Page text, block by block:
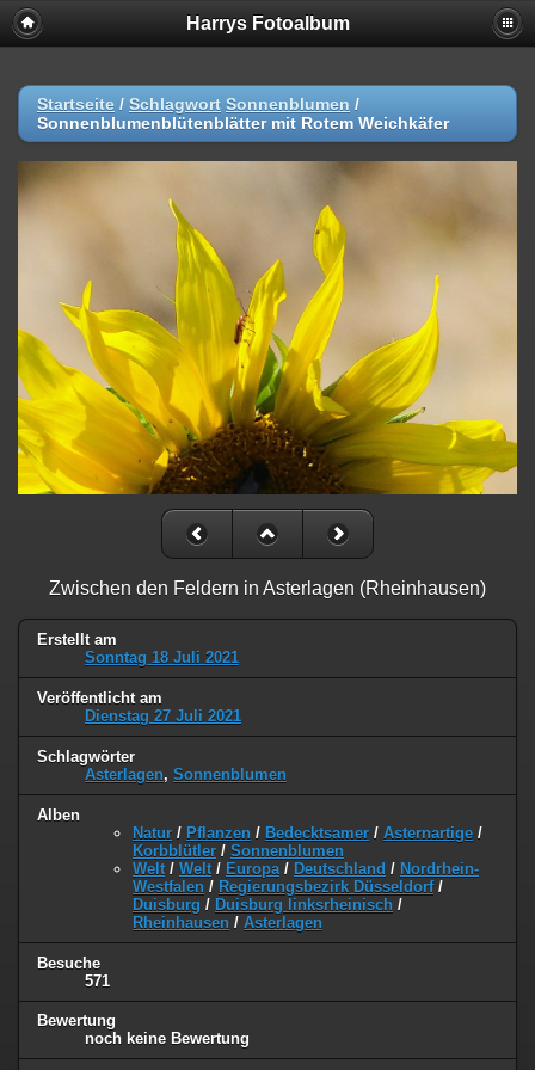
Harrys Fotoalbum
Startseite / Schlagwort Sonnenblumen /
Sonnenblumenblütenblätter mit Rotem Weichkäfer
Zwischen den Feldern in Asterlagen (Rheinhausen)
Erstellt am
Sonntag 18 Juli 2021
Veröffentlicht am
Dienstag 27 Juli 2021
Schlagwörter
Asterlagen, Sonnenblumen
Alben
Natur / Pflanzen / Bedecktsamer / Asternartige /
Korbblütler / Sonnenblumen
Welt / Welt / Europa / Deutschland / Nordrhein-
Westfalen / Regierungsbezirk Düsseldorf/
Duisburg / Duisburg linksrheinisch /
Rheinhausen / Asterlagen
Besuche
571
Bewertung
noch keine Bewertung